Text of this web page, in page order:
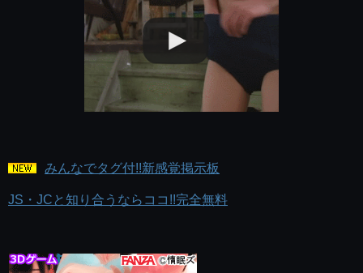
みんなでタグ付!!新感覚掲示板
JS・JCと知り合うならココ!!完全無料